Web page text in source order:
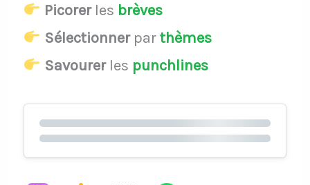
Picorerles brèves
Sélectionnerparthèmes
Savourerles punchlines